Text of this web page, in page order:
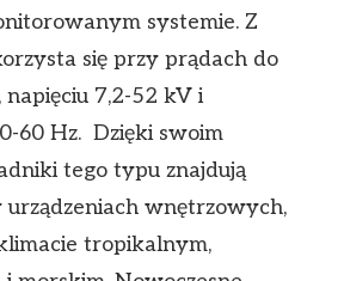
systemie. Z
się przy prądach do
7,2-52 kV i
60 Hz. Dzięki swoim
tego typu znajdują
urządzeniach wnętrzowych,
tropikalnym,